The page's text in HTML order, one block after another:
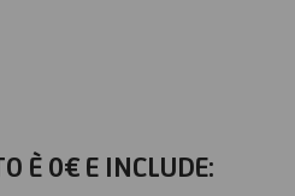
È 0€ E INCLUDE: